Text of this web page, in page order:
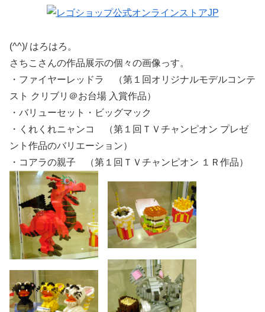
(^^)/ はろはろ。
さちこさんの作品展示の個々の画像っす。
・ファイヤーレッドラ （第１回オリジナルモデルコンテ
スト クリブリ＠お台場 入賞作品）
・バリューセット・ビッグマック
・くれくれニャンコ （第１回ＴＶチャンピオン プレゼ
ント作品のバリエーション）
・コアラの親子 （第１回ＴＶチャンピオン １Ｒ作品）